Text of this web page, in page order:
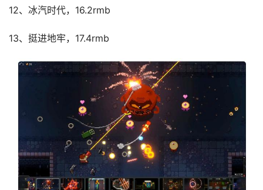
12、冰汽时代，16.2rmb
13、挺进地牢，17.4rmb